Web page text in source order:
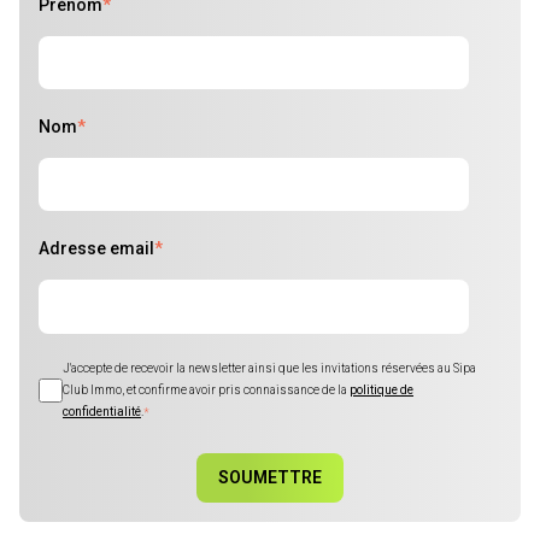
Prénom*
Nom*
Adresse email *
J'accepte de recevoir la newsletter ainsi que les invitations réservées au Sipa
Club Immo, et confirme avoir pris connaissance de la politique de
confidentialité*